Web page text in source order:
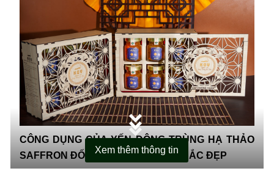
CÔNG DỤNG CỦA YẾN ĐÔNG TRÙNG HẠ THẢO
SAFFRON ĐỐI VỚI SỨC KHỎE VÀ SẮC ĐẸP
Xem thêm thông tin